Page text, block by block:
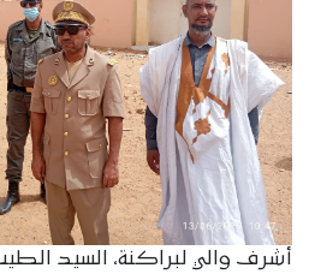
أشرف والي لبراكنة، السيد